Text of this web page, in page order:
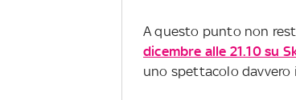
A questo punto non
dicembre alle 21.10 su
uno spettacolo davvero